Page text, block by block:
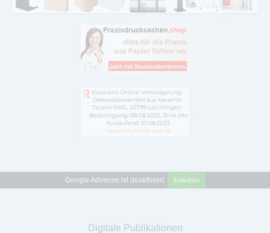
Google Adsense ist deaktiviert. Erlauben
Digitale Publikationen